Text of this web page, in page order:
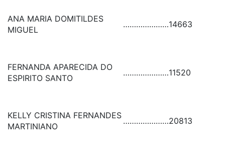
ANA MARIA DOMITILDES
MIGUEL
…………………14663
FERNANDA APARECIDA DO
ESPIRITO SANTO
…………………11520
KELLY CRISTINA FERNANDES
MARTINIANO
…………………20813